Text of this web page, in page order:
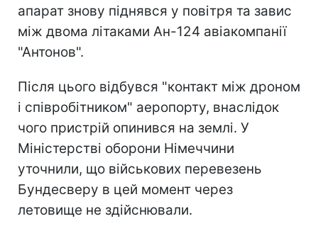
апарат знову піднявся у повітря та завис
між двома літаками Ан-124 авіакомпанії
"Антонов".
Після цього відбувся "контакт між дроном
і співробітником" аеропорту, внаслідок
чого пристрій опинився на землі. У
Міністерстві оборони Німеччини
уточнили, що військових перевезень
Бундесверу в цей момент через
летовище не здійснювали.